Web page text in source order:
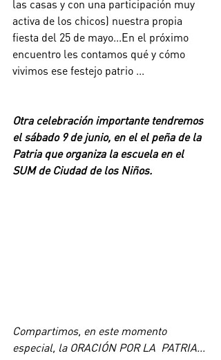
las casas y con una participación muy
activa de los chicos) nuestra propia
fiesta del 25 de mayo...En el próximo
encuentro les contamos qué y cómo
vivimos ese festejo patrio ...
Otra celebración importante tendremos
el sábado 9 de junio, en el el peña de la
Patria que organiza la escuela en el
SUM de Ciudad de los Niños.
Compartimos, en este momento
especial, la ORACIÓN POR LA  PATRIA...